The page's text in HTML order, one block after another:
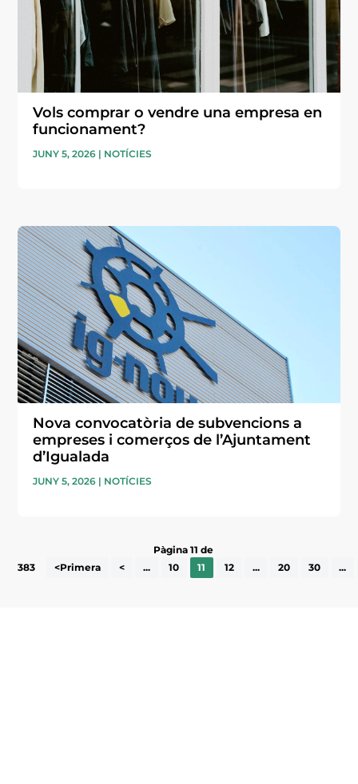
Vols comprar o vendre una empresa en
funcionament?
JUNY 5, 2026 | NOTÍCIES
Nova convocatòria de subvencions a
empreses i comerços de l’Ajuntament
d’Igualada
JUNY 5, 2026 | NOTÍCIES
Pàgina 11 de
383
<Primera < ... 10 11 12 ... 20 30 ...